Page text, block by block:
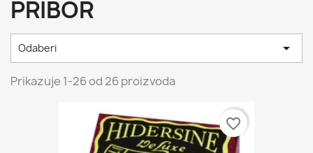
PRIBOR
Odaberi 
Prikazuje 1-26 od 26 proizvoda
favorite_border